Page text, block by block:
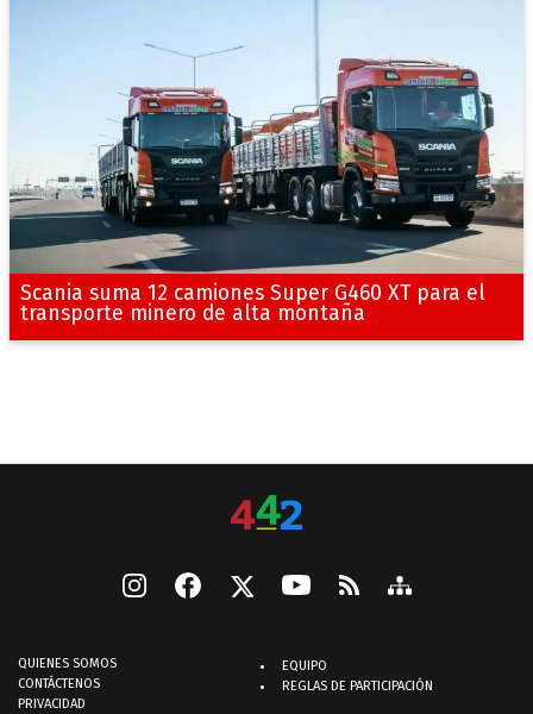
Scania suma 12 camiones Super G460 XT para el
transporte minero de alta montaña
QUIENES SOMOS
CONTÁCTENOS
PRIVACIDAD
EQUIPO
REGLAS DE PARTICIPACIÓN